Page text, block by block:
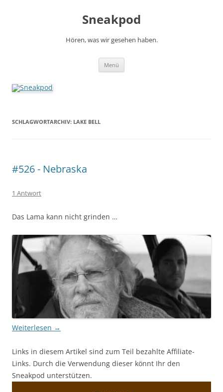
Sneakpod
Hören, was wir gesehen haben.
Menü
SCHLAGWORTARCHIV: LAKE BELL
#526 - Nebraska
1 Antwort
Das Lama kann nicht grinden …
Weiterlesen →
Links in diesem Artikel sind zum Teil bezahlte Affiliate-
Links. Durch die Verwendung dieser könnt Ihr den
Sneakpod unterstützen.